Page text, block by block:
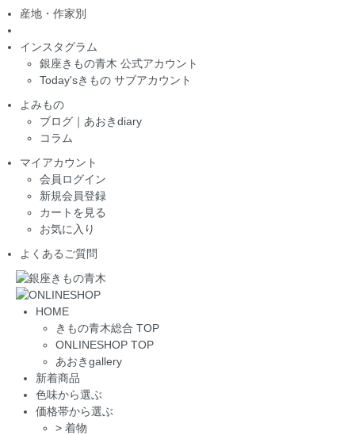
産地・作家別
インスタグラム
銀座きもの青木 公式アカウント
Today'sきもの サブアカウント
よみもの
ブログ｜あおきdiary
コラム
マイアカウント
会員ログイン
新規会員登録
カートを見る
お気に入り
よくあるご質問
HOME
きもの青木総合 TOP
ONLINESHOP TOP
あおきgallery
新着商品
色味から選ぶ
価格帯から選ぶ
> 着物